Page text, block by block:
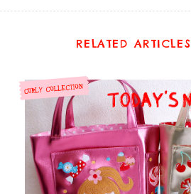
RELATED ARTICLES